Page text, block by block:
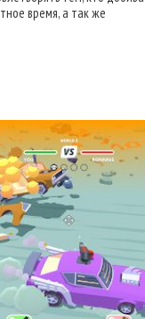
время, а так же